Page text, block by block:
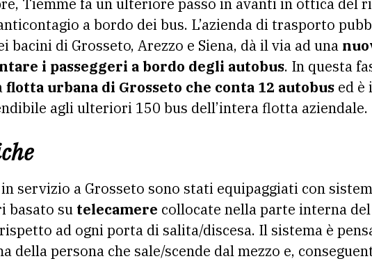
Tiemme fa un ulteriore passo in avanti in ottica del
a bordo dei bus. L’azienda di trasporto
bacini di Grosseto, Arezzo e Siena, dà il via ad una
i passeggeri a bordo degli autobus. In questa
flotta urbana di Grosseto che conta 12 autobus ed è
agli ulteriori 150 bus dell’intera flotta aziendale.
servizio a Grosseto sono stati equipaggiati con
basato su telecamere collocate nella parte interna
ad ogni porta di salita/discesa. Il sistema è
della persona che sale/scende dal mezzo e,